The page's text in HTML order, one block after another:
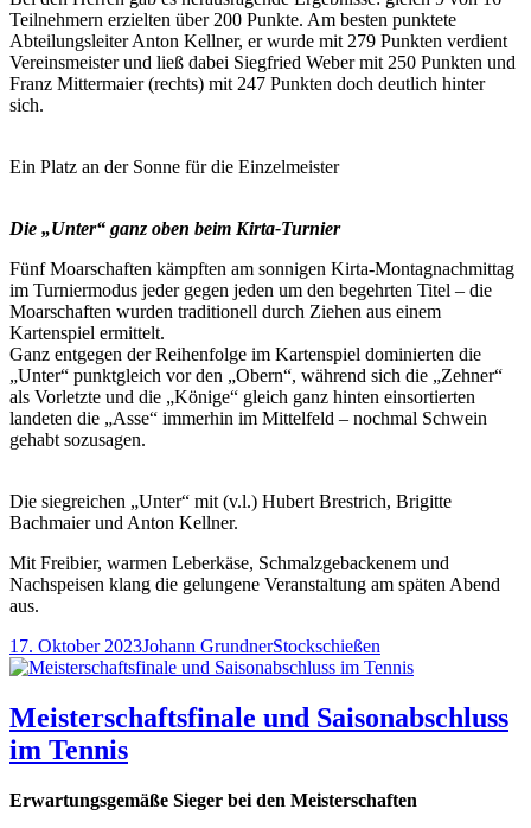
Teilnehmern erzielten über 200 Punkte. Am besten punktete
Abteilungsleiter Anton Kellner, er wurde mit 279 Punkten verdient
Vereinsmeister und ließ dabei Siegfried Weber mit 250 Punkten und
Franz Mittermaier (rechts) mit 247 Punkten doch deutlich hinter
sich.
Ein Platz an der Sonne für die Einzelmeister
Die „Unter“ ganz oben beim Kirta-Turnier
Fünf Moarschaften kämpften am sonnigen Kirta-Montagnachmittag
im Turniermodus jeder gegen jeden um den begehrten Titel – die
Moarschaften wurden traditionell durch Ziehen aus einem
Kartenspiel ermittelt.
Ganz entgegen der Reihenfolge im Kartenspiel dominierten die
„Unter“ punktgleich vor den „Obern“, während sich die „Zehner“
als Vorletzte und die „Könige“ gleich ganz hinten einsortierten
landeten die „Asse“ immerhin im Mittelfeld – nochmal Schwein
gehabt sozusagen.
Die siegreichen „Unter“ mit (v.l.) Hubert Brestrich, Brigitte
Bachmaier und Anton Kellner.
Mit Freibier, warmen Leberkäse, Schmalzgebackenem und
Nachspeisen klang die gelungene Veranstaltung am späten Abend
aus.
Veröffentlicht
am
17. Oktober 2023Autor
Johann GrundnerKategorien
Stockschießen
Meisterschaftsfinale und Saisonabschluss
im Tennis
Erwartungsgemäße Sieger bei den Meisterschaften